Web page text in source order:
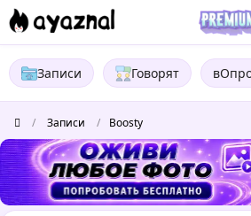
Записи Говорят
/ Записи / Boosty